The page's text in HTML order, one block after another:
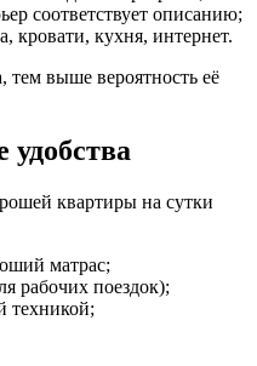
соответствует описанию;
кровати, кухня, интернет.
тем выше вероятность её
квартиры на сутки
матрас;
рабочих поездок);
техникой;